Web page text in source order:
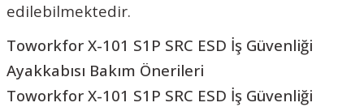
edilebilmektedir.
Toworkfor X-101 S1P SRC ESD İş Güvenliği
Ayakkabısı Bakım Önerileri
Toworkfor X-101 S1P SRC ESD İş Güvenliği